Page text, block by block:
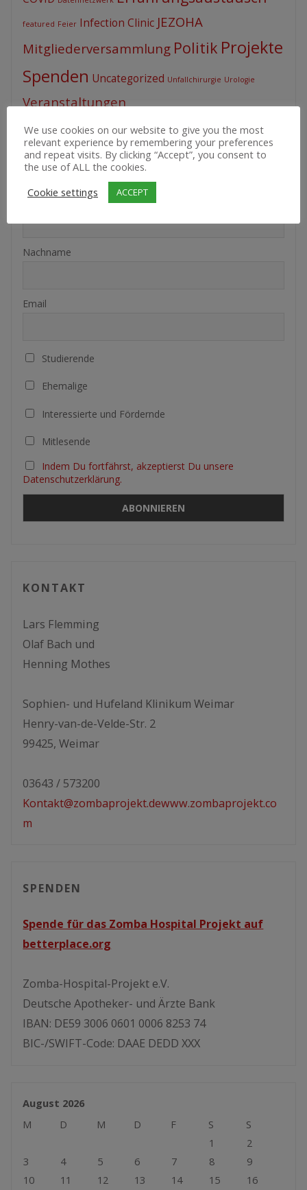
featured Feier Infection Clinic JEZOHA
Mitgliederversammlung Politik Projekte
Spenden Uncategorized Unfallchirurgie Urologie
Veranstaltungen
NEWSLETTERANMELDUNG
Vorname oder ganzer Name
Nachname
Email
Studierende
Ehemalige
Interessierte und Fördernde
Mitlesende
Indem Du fortfährst, akzeptierst Du unsere
Datenschutzerklärung.
KONTAKT
Lars Flemming
Olaf Bach und
Henning Mothes
Sophien- und Hufeland Klinikum Weimar
Henry-van-de-Velde-Str. 2
99425, Weimar
03643 / 573200
Kontakt@zombaprojekt.dewww.zombaprojekt.co
m
SPENDEN
Spende für das Zomba Hospital Projekt auf
betterplace.org
Zomba-Hospital-Projekt e.V.
Deutsche Apotheker- und Ärzte Bank
IBAN: DE59 3006 0601 0006 8253 74
BIC-/SWIFT-Code: DAAE DEDD XXX
August 2026
M
D M D F S
S
1
2
3
4 5 6 7 8
9
10
11 12 13 14 15
16
We use cookies on our website to give you the most
relevant experience by remembering your preferences
and repeat visits. By clicking “Accept”, you consent to
the use of ALL the cookies.
Cookie settings
ACCEPT